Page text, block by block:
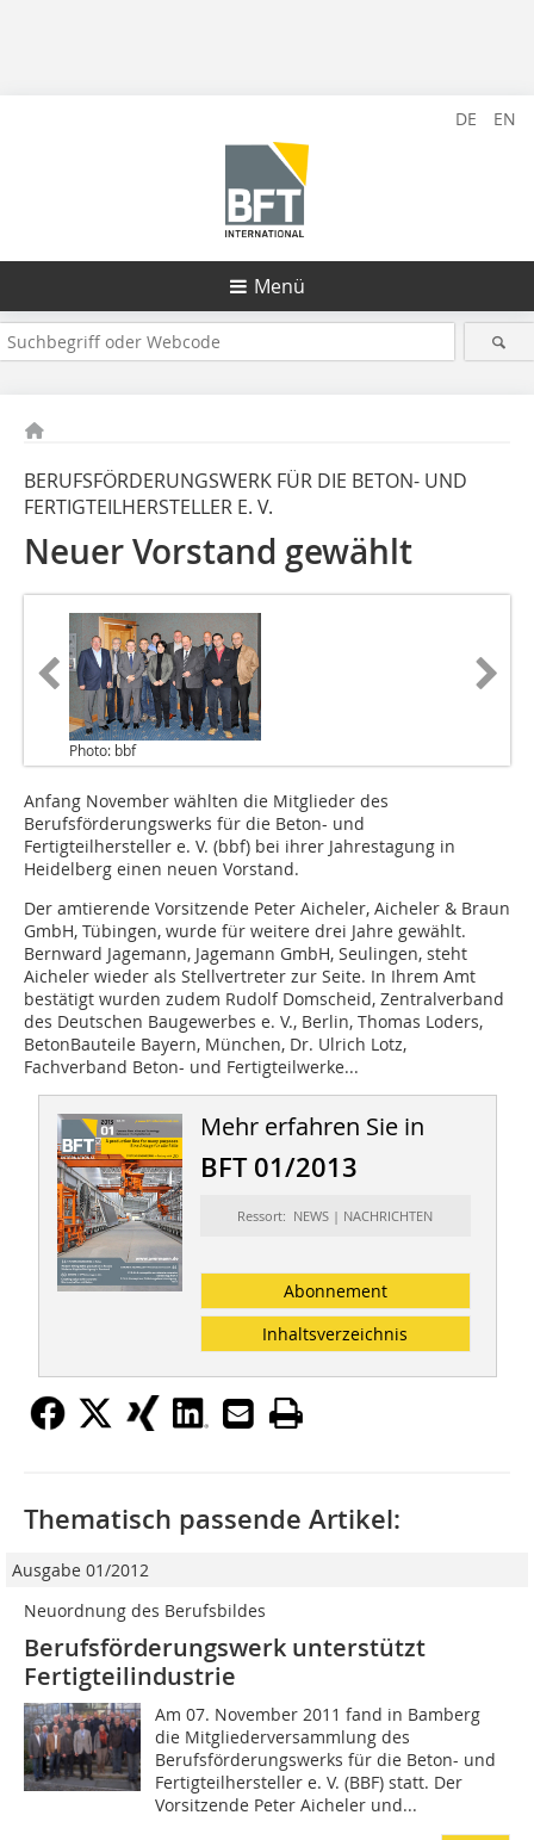
DE EN
Menü
BERUFSFÖRDERUNGSWERK FÜR DIE BETON- UND
FERTIGTEILHERSTELLER E. V.
Neuer Vorstand gewählt
Photo: bbf
Anfang November wählten die Mitglieder des
Berufsförderungswerks für die Beton- und
Fertigteilhersteller e. V. (bbf) bei ihrer Jahrestagung in
Heidelberg einen neuen Vorstand.
Der amtierende Vorsitzende Peter Aicheler, Aicheler & Braun
GmbH, Tübingen, wurde für weitere drei Jahre gewählt.
Bernward Jagemann, Jagemann GmbH, Seulingen, steht
Aicheler wieder als Stellvertreter zur Seite. In Ihrem Amt
bestätigt wurden zudem Rudolf Domscheid, Zentralverband
des Deutschen Baugewerbes e. V., Berlin, Thomas Loders,
BetonBauteile Bayern, München, Dr. Ulrich Lotz,
Fachverband Beton- und Fertigteilwerke...
Mehr erfahren Sie in
BFT 01/2013
Ressort: NEWS | NACHRICHTEN
Abonnement
Inhaltsverzeichnis
Thematisch passende Artikel:
Ausgabe 01/2012
Neuordnung des Berufsbildes
Berufsförderungswerk unterstützt
Fertigteilindustrie
Am 07. November 2011 fand in Bamberg
die Mitgliederversammlung des
Berufsförderungswerks für die Beton- und
Fertigteilhersteller e. V. (BBF) statt. Der
Vorsitzende Peter Aicheler und...